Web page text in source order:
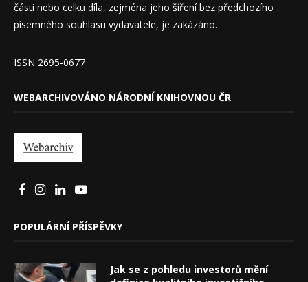
části nebo celku díla, zejména jeho šíření bez předchozího
písemného souhlasu vydavatele, je zakázáno.
ISSN 2695-0677
WEBARCHIVOVÁNO NÁRODNÍ KNIHOVNOU ČR
POPULÁRNÍ PŘÍSPĚVKY
Jak se z pohledu investorů mění